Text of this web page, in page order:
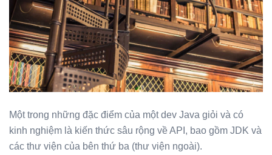
Một trong những đặc điểm của một dev Java giỏi và có
kinh nghiệm là kiến thức sâu rộng về API, bao gồm JDK và
các thư viện của bên thứ ba (thư viện ngoài).